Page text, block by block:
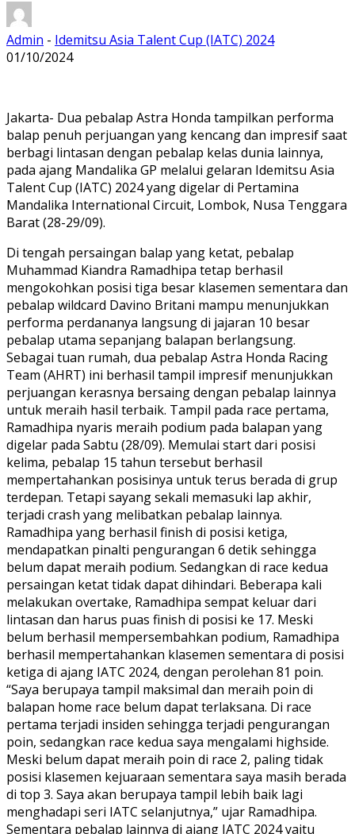
Admin - Idemitsu Asia Talent Cup (IATC) 2024
01/10/2024
Jakarta- Dua pebalap Astra Honda tampilkan performa
balap penuh perjuangan yang kencang dan impresif saat
berbagi lintasan dengan pebalap kelas dunia lainnya,
pada ajang Mandalika GP melalui gelaran Idemitsu Asia
Talent Cup (IATC) 2024 yang digelar di Pertamina
Mandalika International Circuit, Lombok, Nusa Tenggara
Barat (28-29/09).
Di tengah persaingan balap yang ketat, pebalap
Muhammad Kiandra Ramadhipa tetap berhasil
mengokohkan posisi tiga besar klasemen sementara dan
pebalap wildcard Davino Britani mampu menunjukkan
performa perdananya langsung di jajaran 10 besar
pebalap utama sepanjang balapan berlangsung.
Sebagai tuan rumah, dua pebalap Astra Honda Racing
Team (AHRT) ini berhasil tampil impresif menunjukkan
perjuangan kerasnya bersaing dengan pebalap lainnya
untuk meraih hasil terbaik. Tampil pada race pertama,
Ramadhipa nyaris meraih podium pada balapan yang
digelar pada Sabtu (28/09). Memulai start dari posisi
kelima, pebalap 15 tahun tersebut berhasil
mempertahankan posisinya untuk terus berada di grup
terdepan. Tetapi sayang sekali memasuki lap akhir,
terjadi crash yang melibatkan pebalap lainnya.
Ramadhipa yang berhasil finish di posisi ketiga,
mendapatkan pinalti pengurangan 6 detik sehingga
belum dapat meraih podium. Sedangkan di race kedua
persaingan ketat tidak dapat dihindari. Beberapa kali
melakukan overtake, Ramadhipa sempat keluar dari
lintasan dan harus puas finish di posisi ke 17. Meski
belum berhasil mempersembahkan podium, Ramadhipa
berhasil mempertahankan klasemen sementara di posisi
ketiga di ajang IATC 2024, dengan perolehan 81 poin.
“Saya berupaya tampil maksimal dan meraih poin di
balapan home race belum dapat terlaksana. Di race
pertama terjadi insiden sehingga terjadi pengurangan
poin, sedangkan race kedua saya mengalami highside.
Meski belum dapat meraih poin di race 2, paling tidak
posisi klasemen kejuaraan sementara saya masih berada
di top 3. Saya akan berupaya tampil lebih baik lagi
menghadapi seri IATC selanjutnya,” ujar Ramadhipa.
Sementara pebalap lainnya di ajang IATC 2024 yaitu